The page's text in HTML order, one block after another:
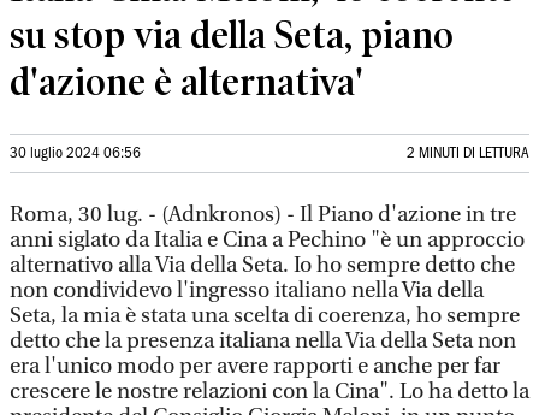
su stop via della Seta, piano
d'azione è alternativa'
30 luglio 2024 06:56 2 MINUTI DI LETTURA
Roma, 30 lug. - (Adnkronos) - Il Piano d'azione in tre
anni siglato da Italia e Cina a Pechino "è un approccio
alternativo alla Via della Seta. Io ho sempre detto che
non condividevo l'ingresso italiano nella Via della
Seta, la mia è stata una scelta di coerenza, ho sempre
detto che la presenza italiana nella Via della Seta non
era l'unico modo per avere rapporti e anche per far
crescere le nostre relazioni con la Cina". Lo ha detto la